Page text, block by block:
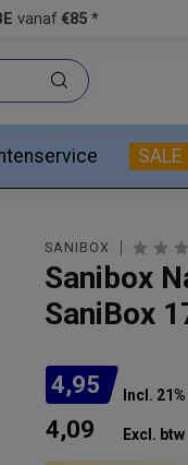
vanaf €85 *
SALE
SANIBOX
Sanibox
SaniBox
4,95 Incl.
4,09 Excl. btw